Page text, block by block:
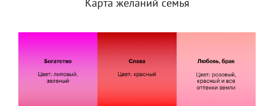
Карта желаний семья